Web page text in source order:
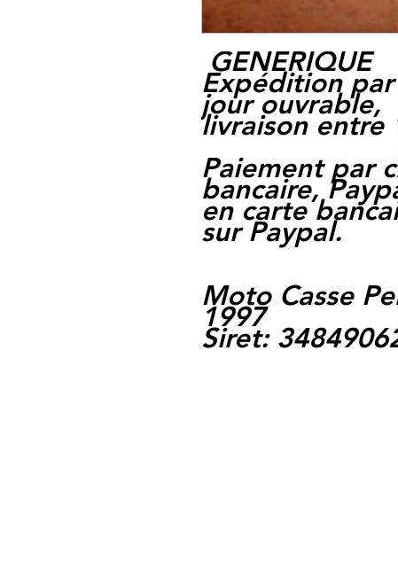
GENERIQUE
Expédition
jour ouvrable,
livraison entre
Paiement par
bancaire,
en carte
sur Paypal.
Moto Casse
1997
Siret: